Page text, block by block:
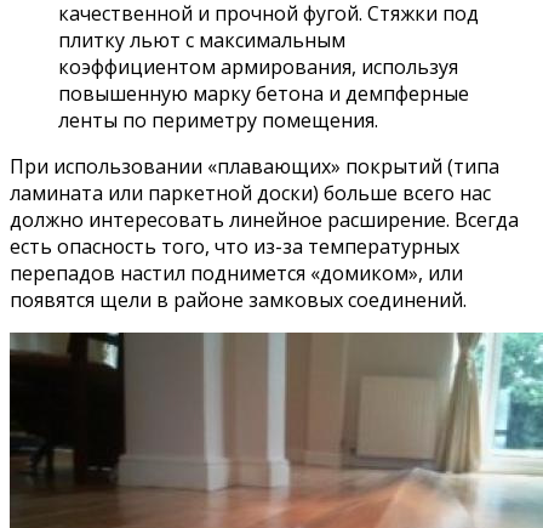
качественной и прочной фугой. Стяжки под
плитку льют с максимальным
коэффициентом армирования, используя
повышенную марку бетона и демпферные
ленты по периметру помещения.
При использовании «плавающих» покрытий (типа
ламината или паркетной доски) больше всего нас
должно интересовать линейное расширение. Всегда
есть опасность того, что из-за температурных
перепадов настил поднимется «домиком», или
появятся щели в районе замковых соединений.